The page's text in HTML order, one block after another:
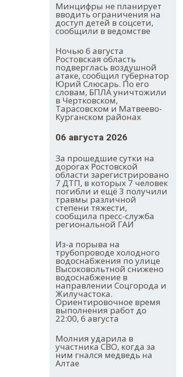
Минцифры не планирует
вводить ограничения на
доступ детей в соцсети,
сообщили в ведомстве
Ночью 6 августа
Ростовская область
подверглась воздушной
атаке, сообщил губернатор
Юрий Слюсарь. По его
словам, БПЛА уничтожили
в Чертковском,
Тарасовском и Матвеево-
Курганском районах
06 августа 2026
За прошедшие сутки на
дорогах Ростовской
области зарегистрировано
7 ДТП, в которых 7 человек
погибли и ещё 3 получили
травмы различной
степени тяжести,
сообщила пресс-служба
региональной ГАИ
Из-а порыва на
трубопроводе холодного
водоснабжения по улице
Высоковольтной снижено
водоснабжение в
направлении Соцгорода и
Жилучастока.
Ориентировочное время
выполнения работ до
22:00, 6 августа
Молния ударила в
участника СВО, когда за
ним гнался медведь на
Алтае